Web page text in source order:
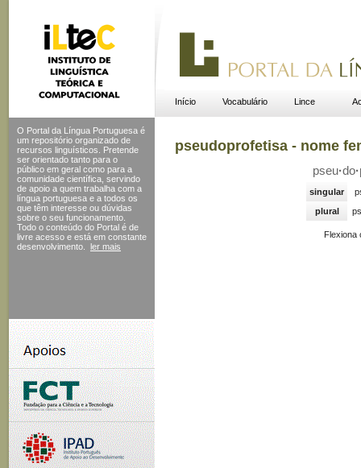
Início Vocabulário Lince
O Portal da Língua Portuguesa é
um repositório organizado de
recursos linguísticos. Pretende
ser orientado tanto para o
público em geral como para a
comunidade científica, servindo
de apoio a quem trabalha com a
língua portuguesa e a todos os
que têm interesse ou dúvidas
sobre o seu funcionamento.
Todo o conteúdo do Portal é de
livre acesso e está em constante
desenvolvimento.
ler mais
pseudoprofetisa - nome
pseu·do·
singular
plural
Flexiona